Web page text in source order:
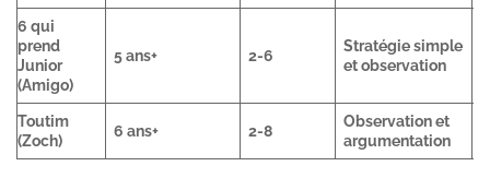
6 qui
prend
Junior
(Amigo)
5 ans+ 2-6
Stratégie simple
et observation
Toutim
(Zoch)
6 ans+ 2-8
Observation et
argumentation